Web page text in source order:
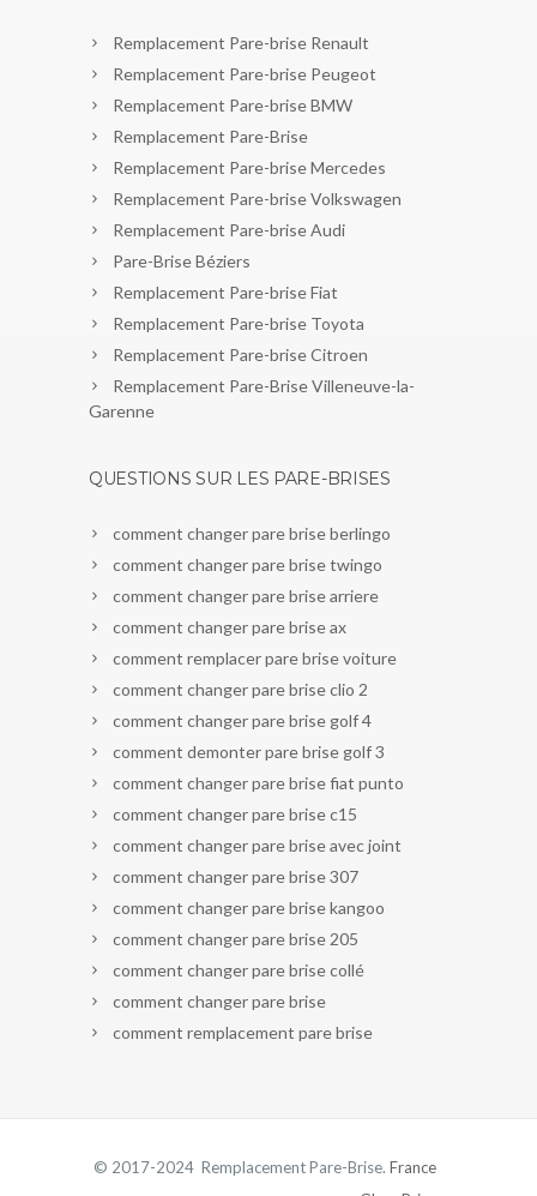
Remplacement Pare-brise Renault
Remplacement Pare-brise Peugeot
Remplacement Pare-brise BMW
Remplacement Pare-Brise
Remplacement Pare-brise Mercedes
Remplacement Pare-brise Volkswagen
Remplacement Pare-brise Audi
Pare-Brise Béziers
Remplacement Pare-brise Fiat
Remplacement Pare-brise Toyota
Remplacement Pare-brise Citroen
Remplacement Pare-Brise Villeneuve-la-
Garenne
QUESTIONS SUR LES PARE-BRISES
comment changer pare brise berlingo
comment changer pare brise twingo
comment changer pare brise arriere
comment changer pare brise ax
comment remplacer pare brise voiture
comment changer pare brise clio 2
comment changer pare brise golf 4
comment demonter pare brise golf 3
comment changer pare brise fiat punto
comment changer pare brise c15
comment changer pare brise avec joint
comment changer pare brise 307
comment changer pare brise kangoo
comment changer pare brise 205
comment changer pare brise collé
comment changer pare brise
comment remplacement pare brise
© 2017-2024 Remplacement Pare-Brise. France